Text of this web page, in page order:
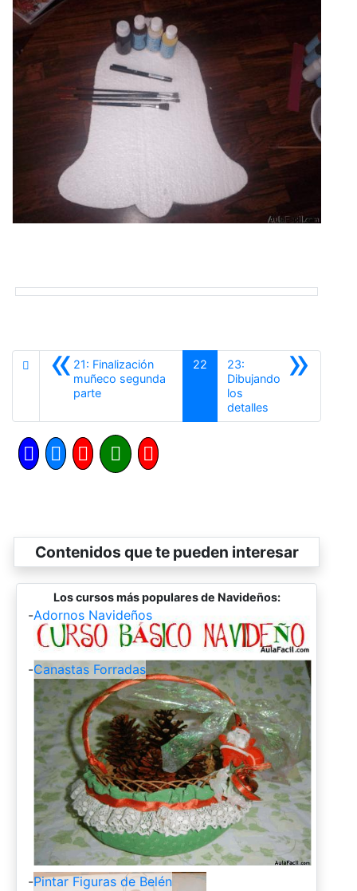
«21: Finalización
muñeco segunda
parteAnterior
22 »
23:
Dibujando
los
detallesSiguiente
Contenidos que te pueden interesar
Los cursos más populares de Navideños:
-Adornos Navideños
-Canastas Forradas
-Pintar Figuras de Belén